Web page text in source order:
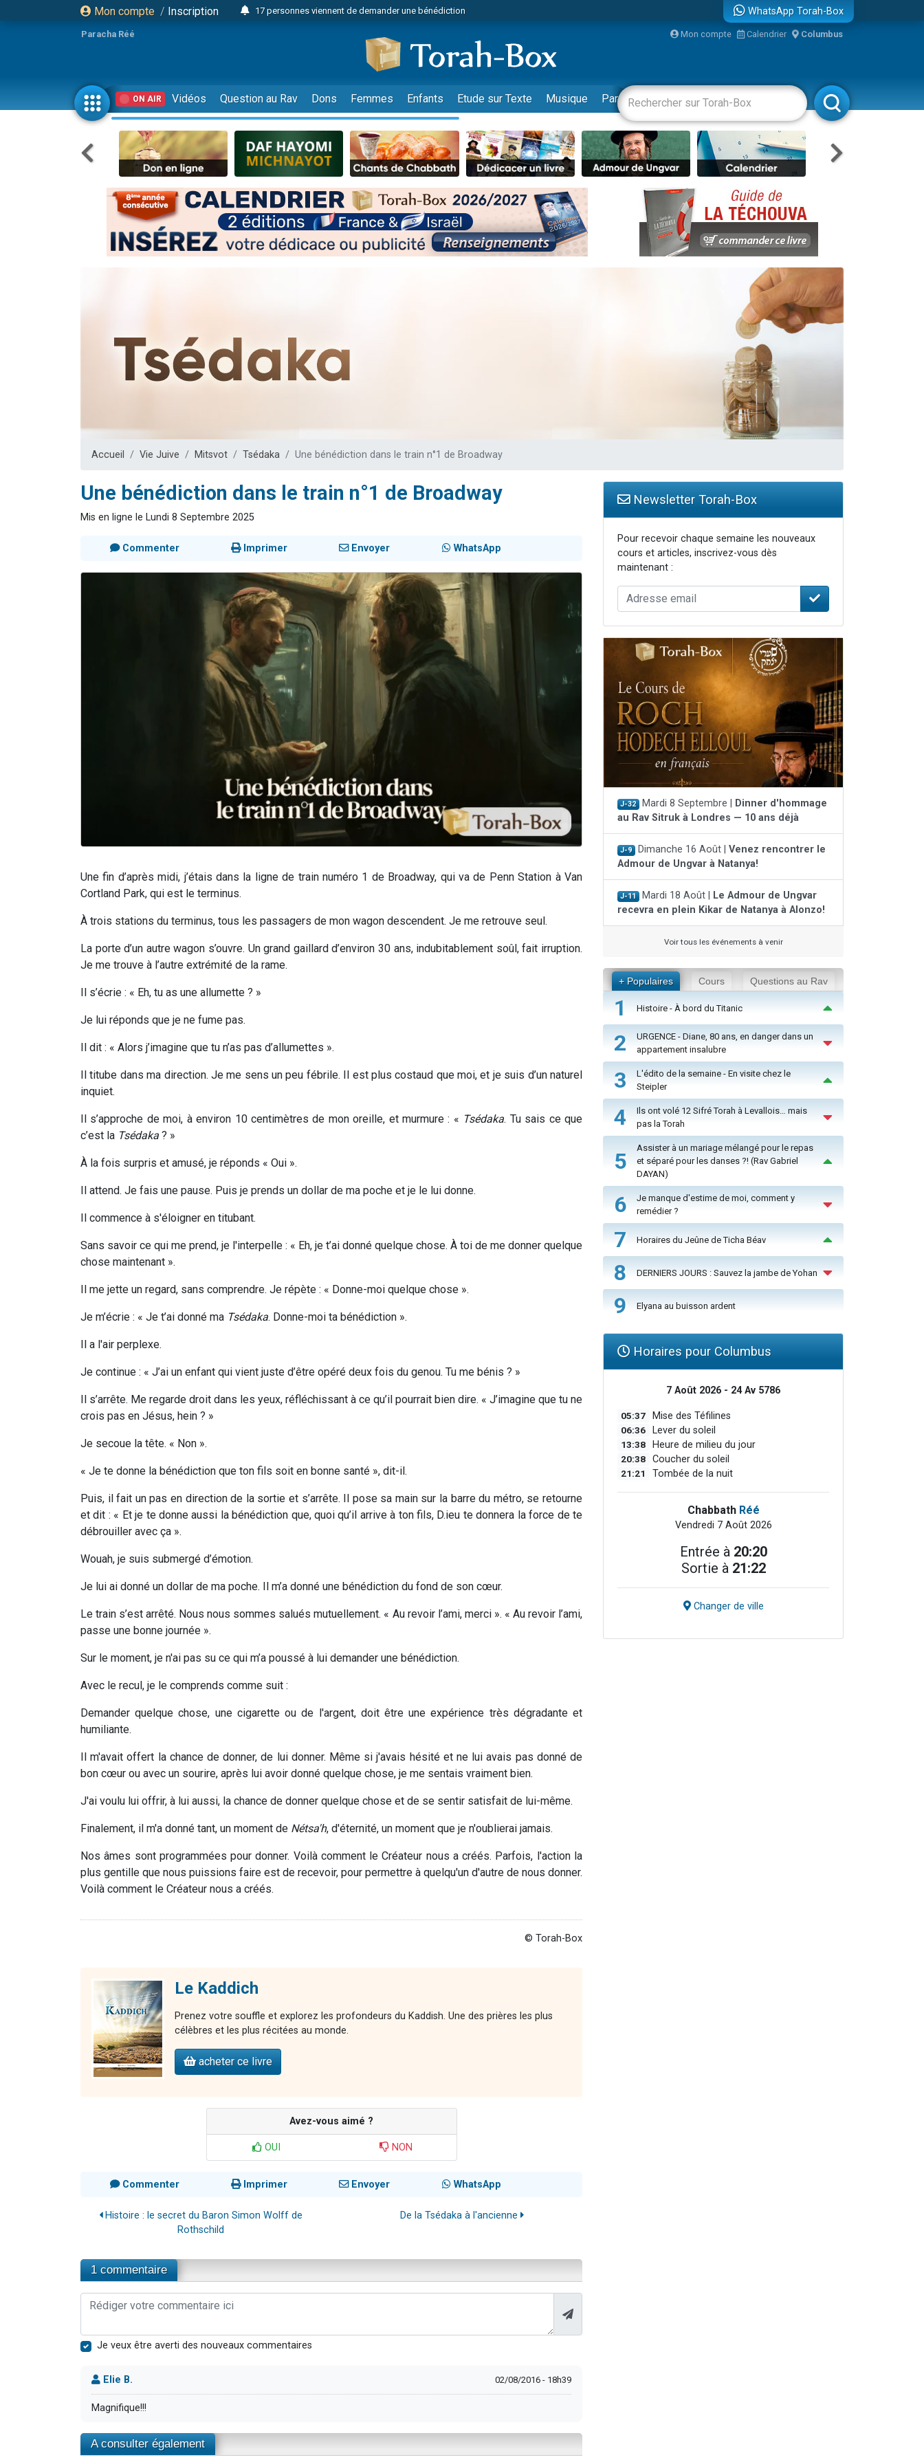
Mon compte / Inscription
17 personnes viennent de demander une bénédiction
Il reste 49 places pour étudier en groupe sur Zoom
23 personnes viennent de faire un don pour Diane, 80 ans, dans un appartement insalubre
Eva vient de donner son Maasser
4 personnes viennent de nous rejoindre sur WhatsApp
3 personnes viennent de nous rejoindre sur WhatsApp
3 personnes viennent de faire un don pour 5 jours de vacances aux Orphelins
Odaya vient de donner son Maasser
13 personnes viennent de demander une bénédiction
2 personnes viennent de nous rejoindre sur WhatsApp
30 personnes viennent de faire un don pour Sauvez la jambe de Yohan
12 nouvelles musiques dans Torah-Box Music
2 nouvelles musiques dans Torah-Box Music
3 personnes viennent de nous rejoindre sur WhatsApp
8 personnes viennent de faire un don pour Tsédaka : pauvres d'Israel
WhatsApp Torah-Box
Paracha Réé Mon compte Calendrier Columbus
ON AIR Vidéos Question au Rav Dons Femmes Enfants Etude sur Texte Musique Paracha Divertissements Livres Rabbanim
Accueil Vie Juive Mitsvot Tsédaka Une bénédiction dans le train n°1 de Broadway
Une bénédiction dans le train n°1 de Broadway
Mis en ligne le Lundi 8 Septembre 2025
Commenter Imprimer Envoyer WhatsApp
Une fin d’après midi, j’étais dans la ligne de train numéro 1 de Broadway, qui va de Penn Station à Van
Cortland Park, qui est le terminus.
À trois stations du terminus, tous les passagers de mon wagon descendent. Je me retrouve seul.
La porte d’un autre wagon s’ouvre. Un grand gaillard d’environ 30 ans, indubitablement soûl, fait irruption.
Je me trouve à l’autre extrémité de la rame.
Il s’écrie : « Eh, tu as une allumette ? »
Je lui réponds que je ne fume pas.
Il dit : « Alors j’imagine que tu n’as pas d’allumettes ».
Il titube dans ma direction. Je me sens un peu fébrile. Il est plus costaud que moi, et je suis d’un naturel
inquiet.
Il s’approche de moi, à environ 10 centimètres de mon oreille, et murmure : « Tsédaka. Tu sais ce que
c’est la Tsédaka ? »
À la fois surpris et amusé, je réponds « Oui ».
Il attend. Je fais une pause. Puis je prends un dollar de ma poche et je le lui donne.
Il commence à s'éloigner en titubant.
Sans savoir ce qui me prend, je l'interpelle : « Eh, je t’ai donné quelque chose. À toi de me donner quelque
chose maintenant ».
Il me jette un regard, sans comprendre. Je répète : « Donne-moi quelque chose ».
Je m’écrie : « Je t’ai donné ma Tsédaka. Donne-moi ta bénédiction ».
Il a l'air perplexe.
Je continue : « J’ai un enfant qui vient juste d’être opéré deux fois du genou. Tu me bénis ? »
Il s’arrête. Me regarde droit dans les yeux, réfléchissant à ce qu’il pourrait bien dire. « J’imagine que tu ne
crois pas en Jésus, hein ? »
Je secoue la tête. « Non ».
« Je te donne la bénédiction que ton fils soit en bonne santé », dit-il.
Puis, il fait un pas en direction de la sortie et s’arrête. Il pose sa main sur la barre du métro, se retourne
et dit : « Et je te donne aussi la bénédiction que, quoi qu’il arrive à ton fils, D.ieu te donnera la force de te
débrouiller avec ça ».
Wouah, je suis submergé d’émotion.
Je lui ai donné un dollar de ma poche. Il m’a donné une bénédiction du fond de son cœur.
Le train s’est arrêté. Nous nous sommes salués mutuellement. « Au revoir l’ami, merci ». « Au revoir l’ami,
passe une bonne journée ».
Sur le moment, je n'ai pas su ce qui m’a poussé à lui demander une bénédiction.
Avec le recul, je le comprends comme suit :
Demander quelque chose, une cigarette ou de l'argent, doit être une expérience très dégradante et
humiliante.
Il m'avait offert la chance de donner, de lui donner. Même si j'avais hésité et ne lui avais pas donné de
bon cœur ou avec un sourire, après lui avoir donné quelque chose, je me sentais vraiment bien.
J'ai voulu lui offrir, à lui aussi, la chance de donner quelque chose et de se sentir satisfait de lui-même.
Finalement, il m'a donné tant, un moment de Nétsa'h, d'éternité, un moment que je n'oublierai jamais.
Nos âmes sont programmées pour donner. Voilà comment le Créateur nous a créés. Parfois, l'action la
plus gentille que nous puissions faire est de recevoir, pour permettre à quelqu'un d'autre de nous donner.
Voilà comment le Créateur nous a créés.
© Torah-Box
Le Kaddich
Prenez votre souffle et explorez les profondeurs du Kaddish. Une des prières les plus
célèbres et les plus récitées au monde.
acheter ce livre
Avez-vous aimé ?
OUI NON
Commenter Imprimer Envoyer WhatsApp
Histoire : le secret du Baron Simon Wolff de
Rothschild
De la Tsédaka à l'ancienne
1 commentaire
Je veux être averti des nouveaux commentaires
Elie B. 02/08/2016 - 18h39
Magnifique!!!
A consulter également
Newsletter Torah-Box
Pour recevoir chaque semaine les nouveaux
cours et articles, inscrivez-vous dès
maintenant :
J-32 Mardi 8 Septembre |
Dinner d'hommage
au Rav Sitruk à Londres — 10 ans déjà
J-9 Dimanche 16 Août | Venez rencontrer le
Admour de Ungvar à Natanya!
J-11 Mardi 18 Août |
Le Admour de Ungvar
recevra en plein Kikar de Natanya à Alonzo!
Voir tous les événements à venir
+ Populaires Cours Questions au Rav
1 Histoire - À bord du Titanic
2
URGENCE - Diane, 80 ans, en danger dans un
appartement insalubre
3
L'édito de la semaine - En visite chez le
Steipler
4
Ils ont volé 12 Sifré Torah à Levallois… mais
pas la Torah
5
Assister à un mariage mélangé pour le repas
et séparé pour les danses ?! (Rav Gabriel
DAYAN)
6
Je manque d'estime de moi, comment y
remédier ?
7 Horaires du Jeûne de Ticha Béav
8 DERNIERS JOURS : Sauvez la jambe de Yohan
9 Elyana au buisson ardent
Horaires pour Columbus
7 Août 2026 - 24 Av 5786
05:37 Mise des Téfilines
06:36 Lever du soleil
13:38 Heure de milieu du jour
20:38 Coucher du soleil
21:21 Tombée de la nuit
Chabbath Réé
Vendredi 7 Août 2026
Entrée à 20:20
Sortie à 21:22
Changer de ville